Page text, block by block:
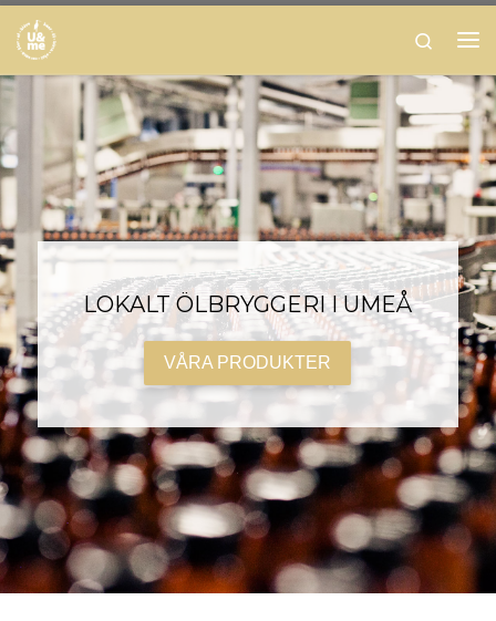
Skip to content
Search
LOKALT ÖLBRYGGERI I UMEÅ
VÅRA PRODUKTER